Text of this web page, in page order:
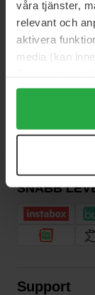
våra tjänster,
relevant och
aktivera
media (kan
Genom att
alla cookies,
användningen
samt vår
Vill du få de
SÄKER
SNABB
Support